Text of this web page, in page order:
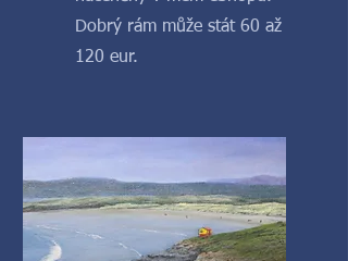
Dobrý rám může stát 60 až
120 eur.